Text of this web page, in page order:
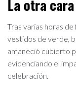
La otra
Tras varias horas
vestidos de verde,
amaneció cubierto
evidenciando el
celebración.